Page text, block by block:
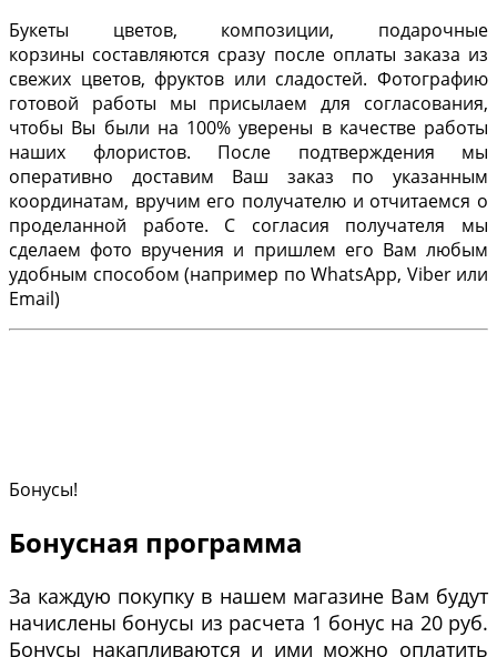
Букеты цветов, композиции, подарочные
корзины составляются сразу после оплаты заказа из
свежих цветов, фруктов или сладостей. Фотографию
готовой работы мы присылаем для согласования,
чтобы Вы были на 100% уверены в качестве работы
наших флористов. После подтверждения мы
оперативно доставим Ваш заказ по указанным
координатам, вручим его получателю и отчитаемся о
проделанной работе. С согласия получателя мы
сделаем фото вручения и пришлем его Вам любым
удобным способом (например по WhatsApp, Viber или
Email)
Бонусы!
Бонусная программа
За каждую покупку в нашем магазине Вам будут
начислены бонусы из расчета 1 бонус на 20 руб.
Бонусы накапливаются и ими можно оплатить